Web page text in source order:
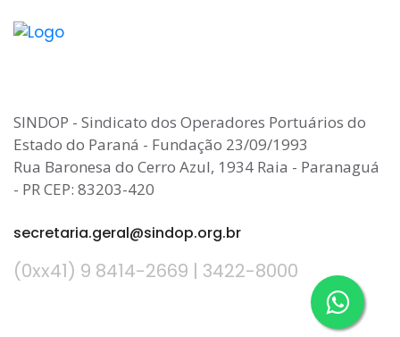
SINDOP - Sindicato dos Operadores Portuários do
Estado do Paraná - Fundação 23/09/1993
Rua Baronesa do Cerro Azul, 1934 Raia - Paranaguá
- PR CEP: 83203-420
secretaria.geral@sindop.org.br
(0xx41) 9 8414-2669 | 3422-8000